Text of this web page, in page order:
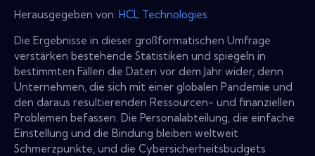
Herausgegeben von: HCL Technologies
Die Ergebnisse in dieser großformatischen Umfrage
verstärken bestehende Statistiken und spiegeln in
bestimmten Fällen die Daten vor dem Jahr wider, denn
Unternehmen, die sich mit einer globalen Pandemie und
den daraus resultierenden Ressourcen- und finanziellen
Problemen befassen. Die Personalabteilung, die einfache
Einstellung und die Bindung bleiben weltweit
Schmerzpunkte, und die Cybersicherheitsbudgets